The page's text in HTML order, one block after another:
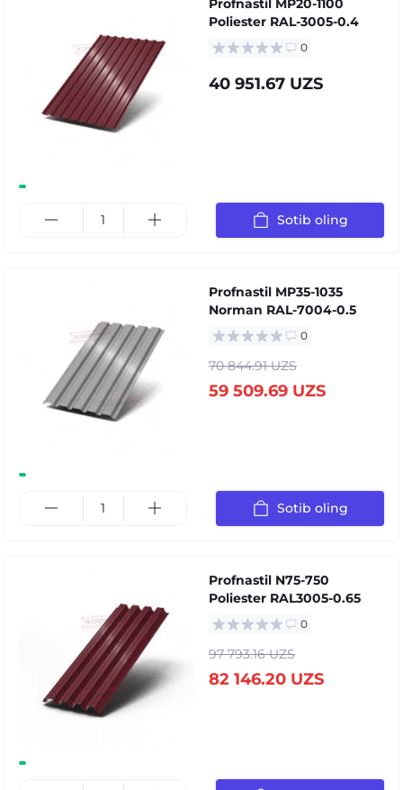
Poliester RAL-3005-0.4
0
40 951.67 UZS
Sotib oling
Profnastil MP35-1035
Norman RAL-7004-0.5
0
70 844.91 UZS
59 509.69 UZS
Sotib oling
Profnastil N75-750
Poliester RAL3005-0.65
0
97 793.16 UZS
82 146.20 UZS